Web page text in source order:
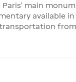
main
available in